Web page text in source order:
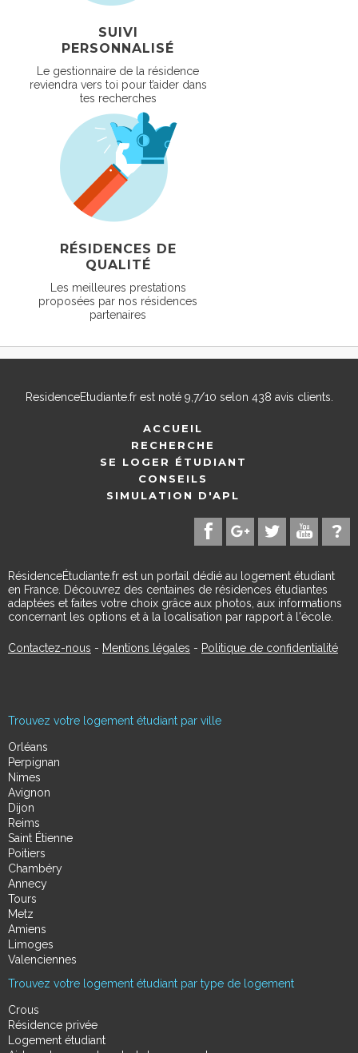
SUIVI
PERSONNALISÉ
Le gestionnaire de la résidence
reviendra vers toi pour t’aider dans
tes recherches
RÉSIDENCES DE
QUALITÉ
Les meilleures prestations
proposées par nos résidences
partenaires
ResidenceEtudiante.frest noté 9,7/10 selon 438 avis clients.
ACCUEIL
RECHERCHE
SE LOGER ÉTUDIANT
CONSEILS
SIMULATION D'APL
RésidenceÉtudiante.fr est un portail dédié au logement étudiant
en France. Découvrez des centaines de résidences étudiantes
adaptées et faites votre choix grâce aux photos, aux informations
concernant les options et à la localisation par rapport à l'école.
Contactez-nous - Mentions légales - Politique de confidentialité
Trouvez votre logement étudiant par ville
Orléans
Perpignan
Nimes
Avignon
Dijon
Reims
Saint Étienne
Poitiers
Chambéry
Annecy
Tours
Metz
Amiens
Limoges
Valenciennes
Trouvez votre logement étudiant par type de logement
Crous
Résidence privée
Logement étudiant